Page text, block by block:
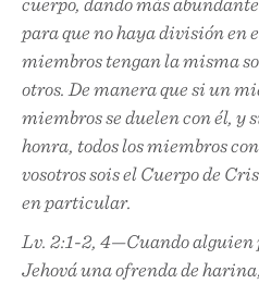
para que no haya división en
miembros tengan la misma
otros. De manera que si un
miembros se duelen con él, y
honra, todos los miembros
vosotros sois el Cuerpo de
en particular.
Lv. 2:1-2, 4—Cuando alguien
Jehová una ofrenda de